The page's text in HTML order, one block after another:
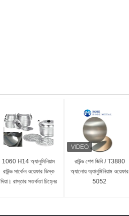
1060 H14 অ্যালুমিনিয়াম
রাউন্ড সার্কেল ওয়েফার ডিস্ক
দিয়া। রাস্তার সতর্কতা চিহ্নের
রাউন্ড শেপ জিবি / T3880
অ্যালোয় অ্যালুমিনিয়াম ওয়েফার
5052